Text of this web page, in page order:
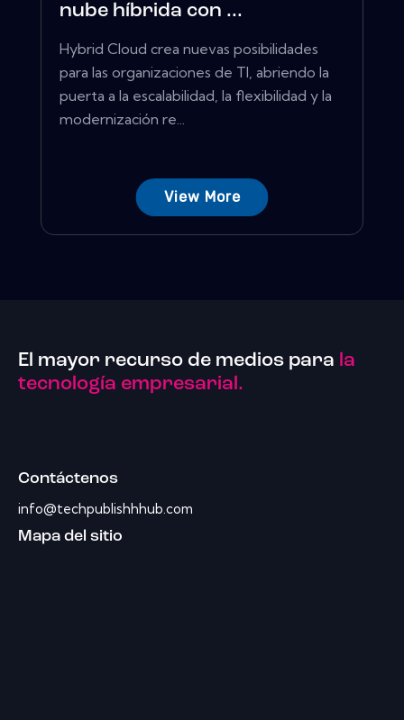
nube híbrida con ...
Hybrid Cloud crea nuevas posibilidades
para las organizaciones de TI, abriendo la
puerta a la escalabilidad, la flexibilidad y la
modernización re...
View More
El mayor recurso de medios para la
tecnología empresarial.
Contáctenos
info@techpublishhhub.com
Mapa del sitio